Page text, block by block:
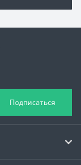
Подписаться